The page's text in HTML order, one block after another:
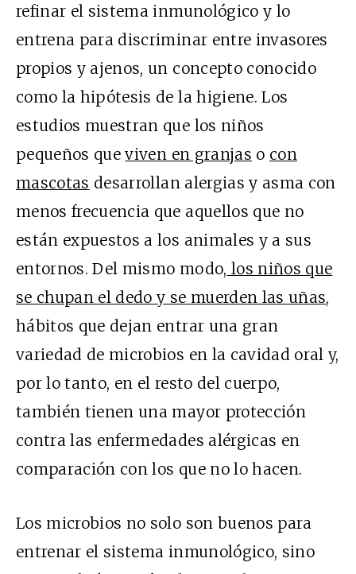
refinar el sistema inmunológico y lo
entrena para discriminar entre invasores
propios y ajenos, un concepto conocido
como la hipótesis de la higiene. Los
estudios muestran que los niños
pequeños queviven en granjas o con
mascotas desarrollan alergias y asma con
menos frecuencia que aquellos que no
están expuestos a los animales y a sus
entornos. Del mismo modo, los niños que
se chupan el dedo y se muerden las uñas,
hábitos que dejan entrar una gran
variedad de microbios en la cavidad oral y,
por lo tanto, en el resto del cuerpo,
también tienen una mayor protección
contra las enfermedades alérgicas en
comparación con los que no lo hacen.
Los microbios no solo son buenos para
entrenar el sistema inmunológico, sino